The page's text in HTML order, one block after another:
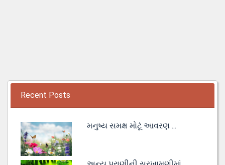
Recent Posts
મનુષ્ય સમક્ષ મોટૂં આવરણ ...